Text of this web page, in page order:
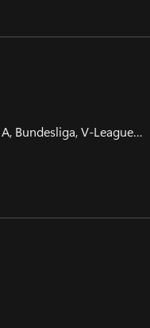
Bundesliga, V-League…